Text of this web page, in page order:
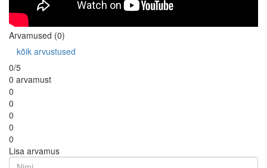
Arvamused (0)
kõik arvustused
0/5
0 arvamust
0
0
0
0
0
Lisa arvamus